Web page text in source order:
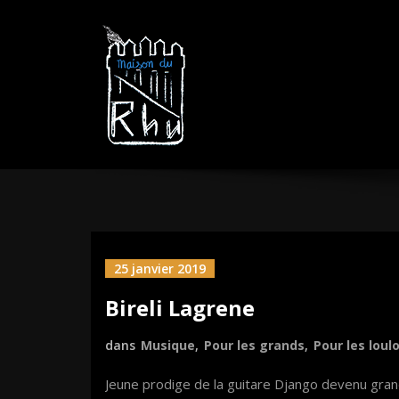
25 janvier 2019
Bireli Lagrene
dans Musique, Pour les grands, Pour les
Jeune prodige de la guitare Django devenu